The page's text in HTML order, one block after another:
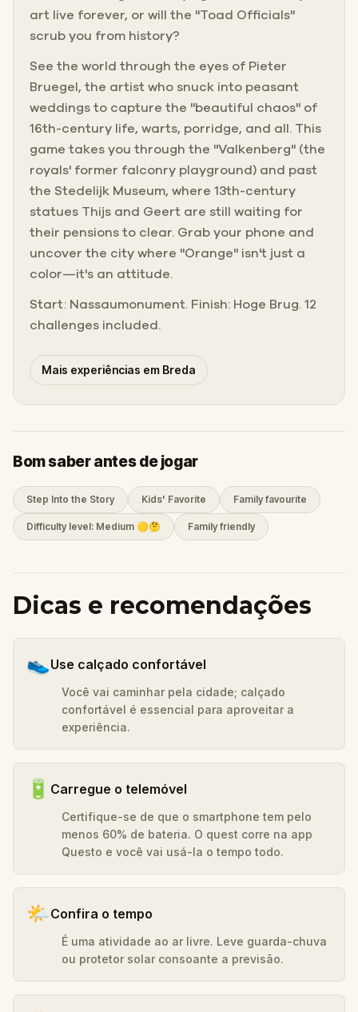
art live forever, or will the "Toad Officials"
scrub you from history?
See the world through the eyes of Pieter
Bruegel, the artist who snuck into peasant
weddings to capture the "beautiful chaos" of
16th-century life, warts, porridge, and all. This
game takes you through the "Valkenberg" (the
royals' former falconry playground) and past
the Stedelijk Museum, where 13th-century
statues Thijs and Geert are still waiting for
their pensions to clear. Grab your phone and
uncover the city where "Orange" isn't just a
color—it's an attitude.
Start: Nassaumonument. Finish: Hoge Brug. 12
challenges included.
Mais experiências em Breda
Bom saber antes de jogar
Step Into the Story Kids' Favorite Family favourite
Difficulty level: Medium 🟡🤔 Family friendly
Dicas e recomendações
👟Use calçado confortável
Você vai caminhar pela cidade; calçado
confortável é essencial para aproveitar a
experiência.
🔋 Carregue o telemóvel
Certifique-se de que o smartphone tem pelo
menos 60% de bateria. O quest corre na app
Questo e você vai usá-la o tempo todo.
🌤️Confira o tempo
É uma atividade ao ar livre. Leve guarda-chuva
ou protetor solar consoante a previsão.